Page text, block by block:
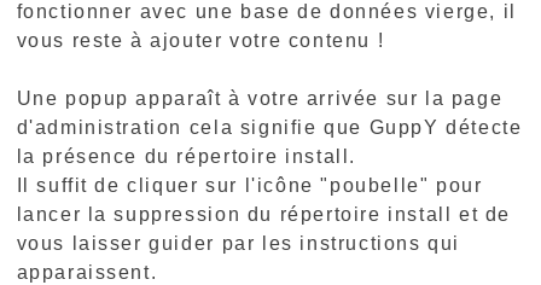
fonctionner avec une base de données vierge, il
vous reste à ajouter votre contenu !
Une popup apparaît à votre arrivée sur la page
d'administration cela signifie que GuppY détecte
la présence du répertoire install.
Il suffit de cliquer sur l'icône "poubelle" pour
lancer la suppression du répertoire install et de
vous laisser guider par les instructions qui
apparaissent.